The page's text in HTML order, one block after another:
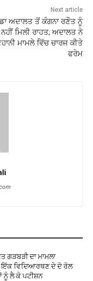
Next article
ਅਦਾਲਤ ਤੋਂ ਕੰਗਨਾ ਰਣੌਤ ਨੂੰ
ਨਹੀਂ ਮਿਲੀ ਰਾਹਤ; ਅਦਾਲਤ ਨੇ
ਮਾਮਲੇ ਵਿੱਚ ਚਾਰਜ ਕੀਤੇ
ਫਰੇਮ
ਗੜਬੜੀ ਦਾ ਮਾਮਲਾ
ਵਿਦਿਆਰਥਣ ਦੇ ਦੋ ਰੋਲ
ਨੂੰ ਲੈ ਕੇ ਪਟੀਸ਼ਨ